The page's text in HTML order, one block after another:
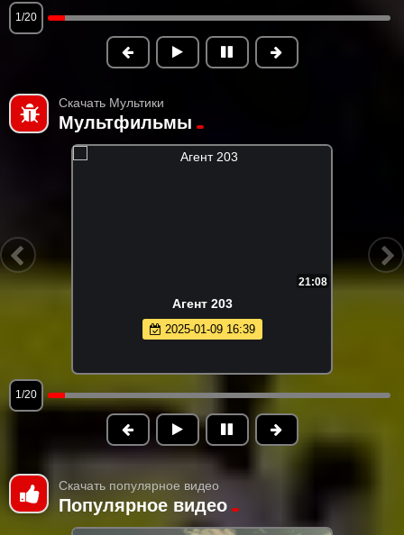
1/20
Скачать Мультики
Мультфильмы
21:08
Агент 203
2025-01-09 16:39
1/20
Скачать популярное видео
Популярное видео